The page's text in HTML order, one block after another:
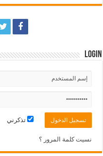
Login
تذكرني
نسيت كلمة المرور ؟